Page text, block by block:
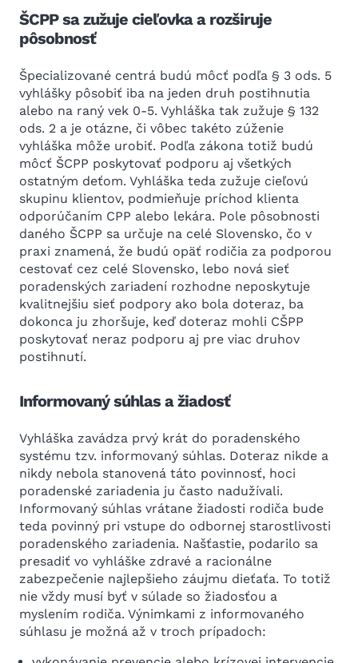
ŠCPP sa zužuje cieľovka a rozširuje
pôsobnosť
Špecializované centrá budú môcť podľa § 3 ods. 5
vyhlášky pôsobiť iba na jeden druh postihnutia
alebo na raný vek 0-5. Vyhláška tak zužuje § 132
ods. 2 a je otázne, či vôbec takéto zúženie
vyhláška môže urobiť. Podľa zákona totiž budú
môcť ŠCPP poskytovať podporu aj všetkých
ostatným deťom. Vyhláška teda zužuje cieľovú
skupinu klientov, podmieňuje príchod klienta
odporúčaním CPP alebo lekára. Pole pôsobnosti
daného ŠCPP sa určuje na celé Slovensko, čo v
praxi znamená, že budú opäť rodičia za podporou
cestovať cez celé Slovensko, lebo nová sieť
poradenských zariadení rozhodne neposkytuje
kvalitnejšiu sieť podpory ako bola doteraz, ba
dokonca ju zhoršuje, keď doteraz mohli CŠPP
poskytovať neraz podporu aj pre viac druhov
postihnutí.
Informovaný súhlas a žiadosť
Vyhláška zavádza prvý krát do poradenského
systému tzv. informovaný súhlas. Doteraz nikde a
nikdy nebola stanovená táto povinnosť, hoci
poradenské zariadenia ju často nadužívali.
Informovaný súhlas vrátane žiadosti rodiča bude
teda povinný pri vstupe do odbornej starostlivosti
poradenského zariadenia. Našťastie, podarilo sa
presadiť vo vyhláške zdravé a racionálne
zabezpečenie najlepšieho záujmu dieťaťa. To totiž
nie vždy musí byť v súlade so žiadosťou a
myslením rodiča. Výnimkami z informovaného
súhlasu je možná až v troch prípadoch: